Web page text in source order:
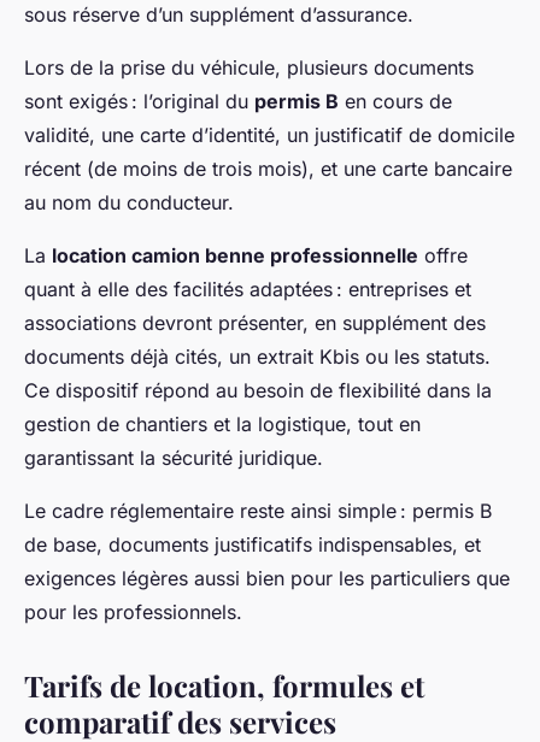
sous réserve d’un supplément d’assurance.
Lors de la prise du véhicule, plusieurs documents
sont exigés : l’original du permis B en cours de
validité, une carte d’identité, un justificatif de domicile
récent (de moins de trois mois), et une carte bancaire
au nom du conducteur.
La location camion benne professionnelle offre
quant à elle des facilités adaptées : entreprises et
associations devront présenter, en supplément des
documents déjà cités, un extrait Kbis ou les statuts.
Ce dispositif répond au besoin de flexibilité dans la
gestion de chantiers et la logistique, tout en
garantissant la sécurité juridique.
Le cadre réglementaire reste ainsi simple : permis B
de base, documents justificatifs indispensables, et
exigences légères aussi bien pour les particuliers que
pour les professionnels.
Tarifs de location, formules et
comparatif des services